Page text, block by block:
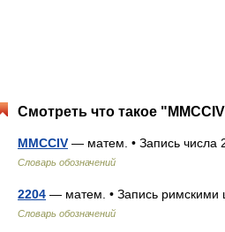
Смотреть что такое
MMCCIV — матем. • Запись
Словарь обозначений
2204 — матем. • Запись
Словарь обозначений